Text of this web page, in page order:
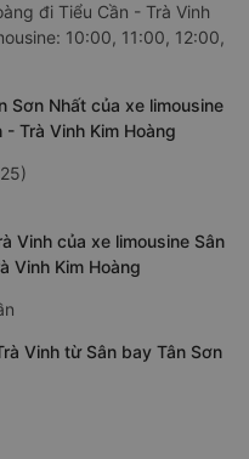
đi Tiểu Cần - Trà Vinh
10:00, 11:00, 12:00,
Sơn Nhất của xe limousine
Trà Vinh Kim Hoàng
Vinh của xe limousine Sân
Vinh Kim Hoàng
Vinh từ Sân bay Tân Sơn